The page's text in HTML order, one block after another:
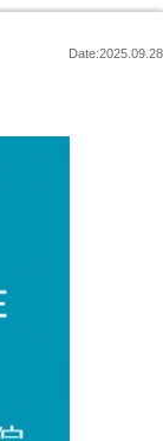
Date:2025.09.28